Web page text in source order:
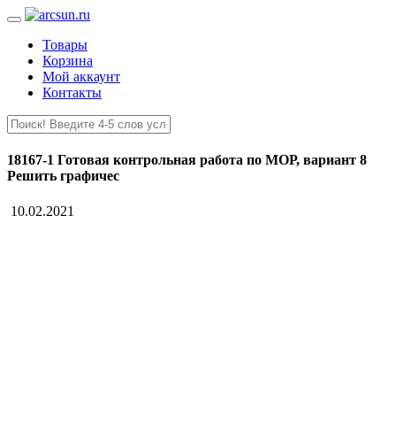
Товары
Корзина
Мой аккаунт
Контакты
18167-1 Готовая контрольная работа по МОР, вариант 8
Решить графичес
10.02.2021